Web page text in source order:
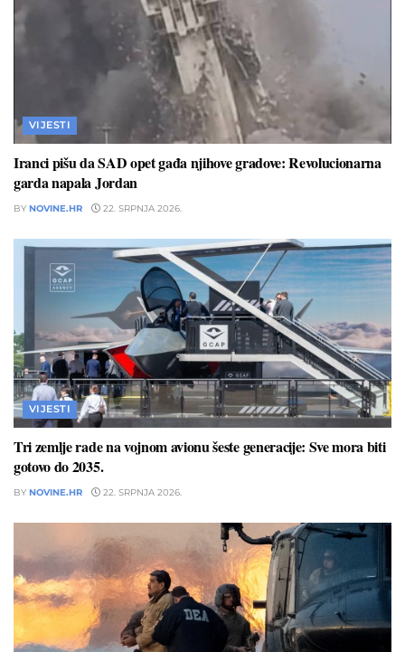
VIJESTI
Iranci pišu da SAD opet gađa njihove gradove: Revolucionarna
garda napala Jordan
BY NOVINE.HR 22. SRPNJA 2026.
VIJESTI
Tri zemlje rade na vojnom avionu šeste generacije: Sve mora biti
gotovo do 2035.
BY NOVINE.HR 22. SRPNJA 2026.